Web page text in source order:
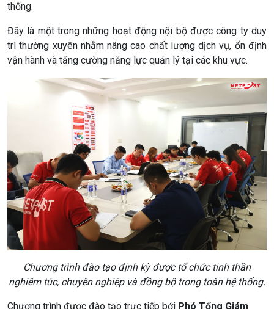
thống.
Đây là một trong những hoạt động nội bộ được công ty duy
trì thường xuyên nhằm nâng cao chất lượng dịch vụ, ổn định
vận hành và tăng cường năng lực quản lý tại các khu vực.
Chương trình đào tạo định kỳ được tổ chức tinh thần
nghiêm túc, chuyên nghiệp và đồng bộ trong toàn hệ thống.
Chương trình được đào tạo trực tiếp bởi Phó Tổng Giám